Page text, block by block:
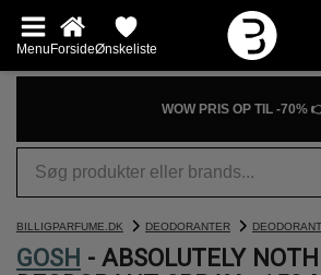
MenuForsideØnskeliste
WOW PRIS OP TIL -70%
BILLIGPARFUME.DK DEODORANTER
GOSH - ABSOLUTELY